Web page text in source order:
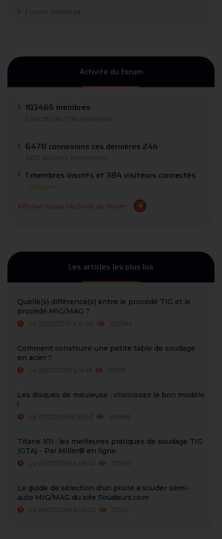
Forum saldatura
Activité du forum
103465 membres
5 inscrits les 7 derniers jours
6478 connexions ces dernières 24h
6473 visiteurs 5 membres
1 membres inscrits et 384 visiteurs connectés
antgomez
Afficher toute l'activité du forum
Les articles les plus lus
Quelle(s) différence(s) entre le procédé TIG et le
procédé MIG/MAG ?
Le 25/07/2019 à 19:00 150783
Comment construire une petite table de soudage
en acier ?
Le 28/07/2019 à 14:16 50918
Les disques de meuleuse : choisissez le bon modèle
!
Le 17/07/2019 à 05:43 48888
Titane 101 : les meilleures pratiques de soudage TIG
(GTA) - Par Miller® en ligne.
Le 23/07/2019 à 08:47 37950
Le guide de sélection d'un poste à souder semi-
auto MIG/MAG du site Soudeurs.com
Le 28/07/2019 à 05:20 37414